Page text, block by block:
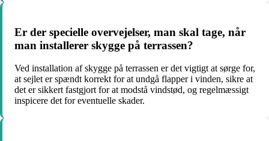
Er der specielle overvejelser, man skal tage, når
man installerer skygge på terrassen?
Ved installation af skygge på terrassen er det vigtigt at sørge for,
at sejlet er spændt korrekt for at undgå flapper i vinden, sikre at
det er sikkert fastgjort for at modstå vindstød, og regelmæssigt
inspicere det for eventuelle skader.